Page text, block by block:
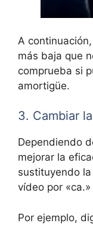
A
más baja que
comprueba si
amortigüe.
3. Cambiar
Dependiendo
mejorar la
sustituyendo
vídeo por «ca.»
Por ejemplo,